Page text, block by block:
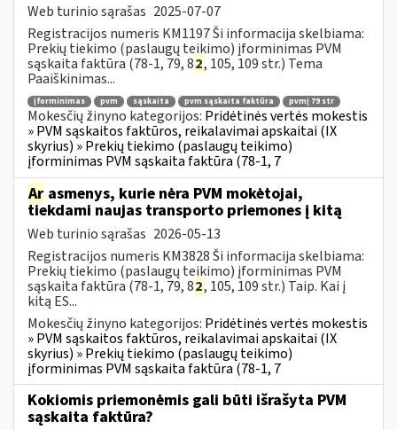
Web turinio sąrašas 2025-07-07
Registracijos numeris KM1197 Ši informacija skelbiama:
Prekių tiekimo (paslaugų teikimo) įforminimas PVM
sąskaita faktūra (78-1, 79, 82, 105, 109 str.) Tema
Paaiškinimas...
įforminimas pvm sąskaita pvm sąskaita faktūra pvmį 79 str
Mokesčių žinyno kategorijos: Pridėtinės vertės mokestis
» PVM sąskaitos faktūros, reikalavimai apskaitai (IX
skyrius) » Prekių tiekimo (paslaugų teikimo)
įforminimas PVM sąskaita faktūra (78-1, 7
Ar asmenys, kurie nėra PVM mokėtojai,
tiekdami naujas transporto priemones į kitą
Web turinio sąrašas 2026-05-13
Registracijos numeris KM3828 Ši informacija skelbiama:
Prekių tiekimo (paslaugų teikimo) įforminimas PVM
sąskaita faktūra (78-1, 79, 82, 105, 109 str.) Taip. Kai į
kitą ES...
Mokesčių žinyno kategorijos: Pridėtinės vertės mokestis
» PVM sąskaitos faktūros, reikalavimai apskaitai (IX
skyrius) » Prekių tiekimo (paslaugų teikimo)
įforminimas PVM sąskaita faktūra (78-1, 7
Kokiomis priemonėmis gali būti išrašyta PVM
sąskaita faktūra?